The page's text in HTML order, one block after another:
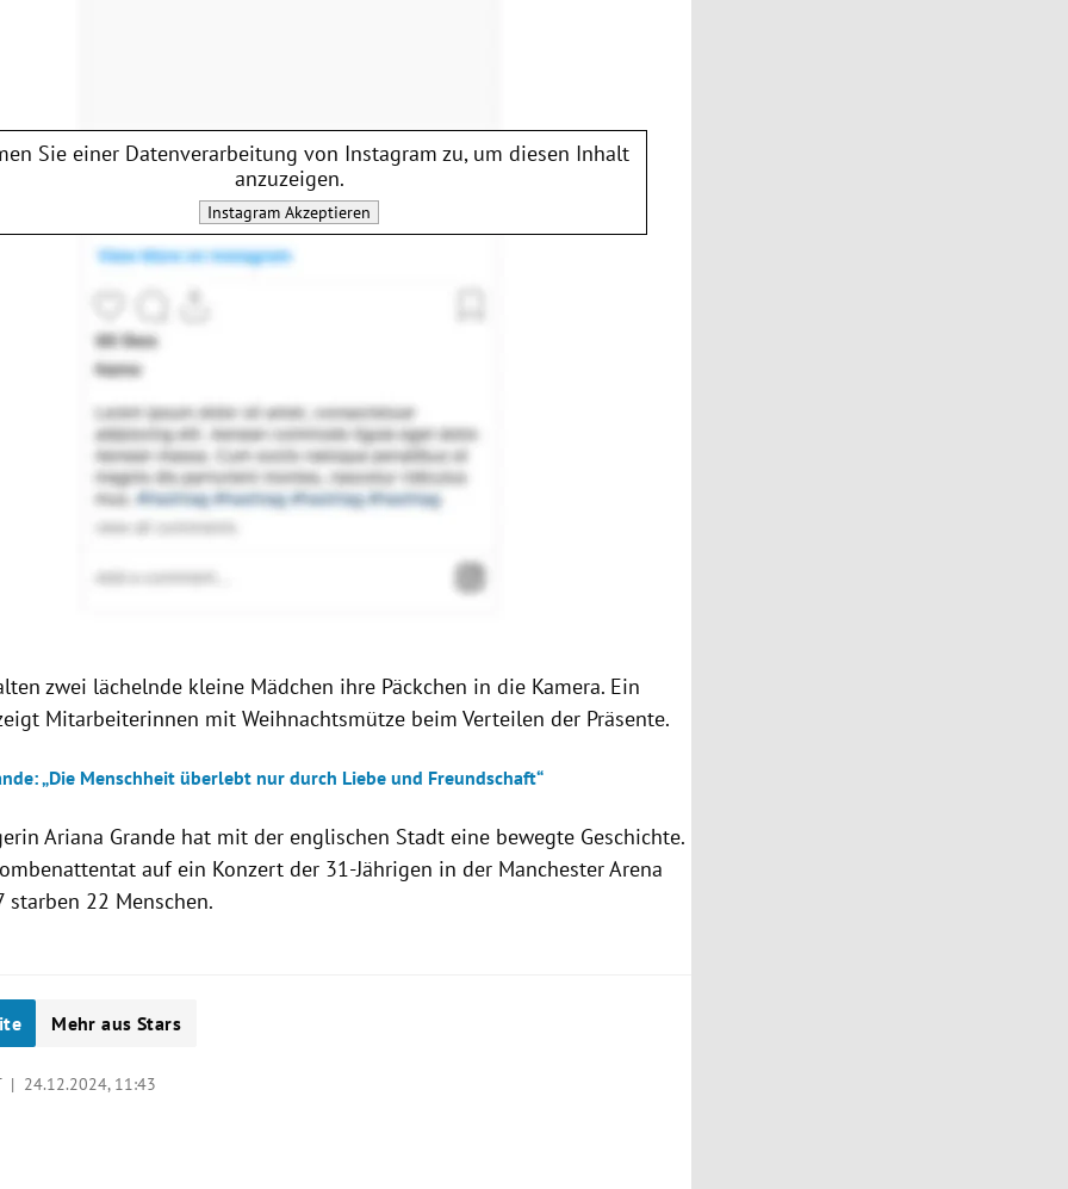
Sie einer Datenverarbeitung von Instagram zu, um diesen Inhalt
anzuzeigen.
Instagram Akzeptieren
zwei lächelnde kleine Mädchen ihre Päckchen in die Kamera. Ein
Mitarbeiterinnen mit Weihnachtsmütze beim Verteilen der Präsente.
„Die Menschheit überlebt nur durch Liebe und Freundschaft“
Ariana Grande hat mit der englischen Stadt eine bewegte Geschichte.
auf ein Konzert der 31-Jährigen in der Manchester Arena
starben 22 Menschen.
Mehr aus Stars
| 24.12.2024, 11:43